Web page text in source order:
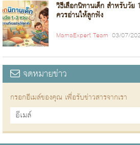
วิธีเลือกนิทานเด็ก สำหรับวั
ควรอ่านให้ลูกฟัง
MamaExpert Team 03/07/
จดหมายข่าว
กรอกอีเมล์ของคุณ เพื่อรับข่าวสารจากเรา